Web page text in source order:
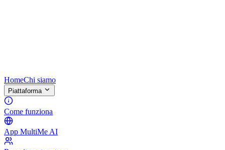
HomeChi siamo
Piattaforma
Come funziona
App MultiMe AI